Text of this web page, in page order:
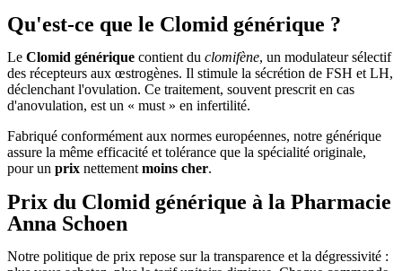
Qu'est-ce que le Clomid générique ?
Le Clomid générique contient du clomifène, un modulateur sélectif
des récepteurs aux œstrogènes. Il stimule la sécrétion de FSH et LH,
déclenchant l'ovulation. Ce traitement, souvent prescrit en cas
d'anovulation, est un « must » en infertilité.
Fabriqué conformément aux normes européennes, notre générique
assure la même efficacité et tolérance que la spécialité originale,
pour un prix nettementmoins cher.
Prix du Clomid générique à la Pharmacie
Anna Schoen
Notre politique de prix repose sur la transparence et la dégressivité :